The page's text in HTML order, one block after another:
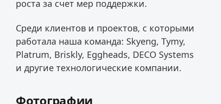
роста за счет мер поддержки.
Среди клиентов и проектов, с которыми
работала наша команда: Skyeng, Tymy,
Platrum, Briskly, Eggheads, DECO Systems
и другие технологические компании.
Фотографии